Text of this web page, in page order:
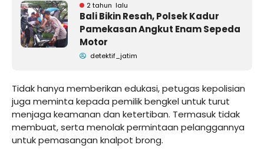
2 tahun lalu
Bali Bikin Resah, Polsek Kadur
Pamekasan Angkut Enam Sepeda
Motor
detektif_jatim
Tidak hanya memberikan edukasi, petugas kepolisian
juga meminta kepada pemilik bengkel untuk turut
menjaga keamanan dan ketertiban. Termasuk tidak
membuat, serta menolak permintaan pelanggannya
untuk pemasangan knalpot brong.